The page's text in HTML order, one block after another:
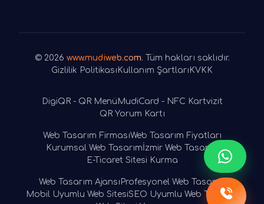
© 2026 www.mudiweb.com. Tüm hakları saklıdır.
Gizlilik Politikası Kullanım Şartları KVKK
DigiQR - QR Menü MudiCard - NFC Kartvizit
QR Yorum Kartı
Web Tasarım FirmasıWeb Tasarım Fiyatları
Kurumsal Web Tasarım İzmir Web Tasarım
E-Ticaret Sitesi Kurma
Web Tasarım Ajansı Profesyonel Web Tasarım
Mobil Uyumlu Web SitesiSEO Uyumlu Web Tasarım